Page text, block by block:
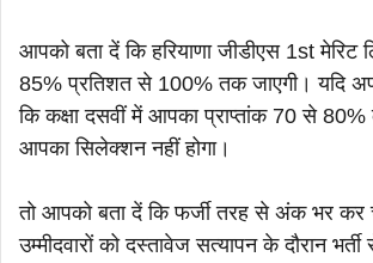
आपको बता दें कि हरियाणा जीडीएस 1st
85% प्रतिशत से 100% तक जाएगी। यदि
कि कक्षा दसवीं में आपका प्राप्तांक 70 से
आपका सिलेक्शन नहीं होगा।
तो आपको बता दें कि फर्जी तरह से अंक भर कर
उम्मीदवारों को दस्तावेज सत्यापन के दौरान